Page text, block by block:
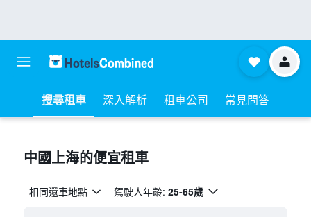
搜尋租車 深入解析 租車公司 常見問答
中國上海​的便宜租車
相同還車地點 駕駛人年齡: 25-65歲